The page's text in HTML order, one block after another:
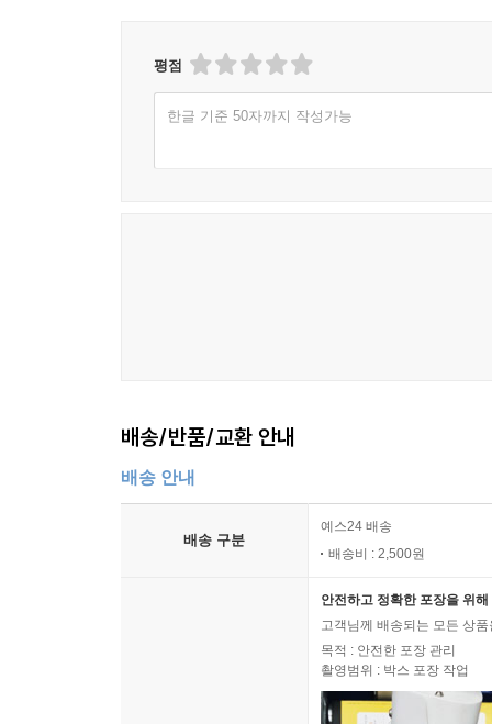
생태 모니터링, 실시간 환경 데이터 분석 등을
뒷받침하는 도구로 활용할 수 있다는 것이다. 동
‘그린 AI’로의 전환이 필요하다고 강조한다.
부엔 비비르,
근대성 패러다임을 넘어선 새로운 패러다임
‘나가며’에서는 자연의 권리의 미래로서 부엔 비
이에 대한 대안을 의미한다. 남미에서 탄생한 부
대표하며 단지 ‘토속적’ 아이디어로 한정될 수
공통의 플랫폼 또는 분야로 해석되어야 한다.
속에서 인간의 안녕을 추구하는 것이 인류 사
나아가는 데 있어 좋은 안내 역할을 할 수 있을 것
평점
한글 기준 50자까지 작성가능
배송/반품/교환 안내
배송 안내
배송 구분
예스24 배송
배송비 : 2,500원
안전하고 정확한 포장을 위
고객님께 배송되는 모든 상
목적 : 안전한 포장 관리
촬영범위 : 박스 포장 작업